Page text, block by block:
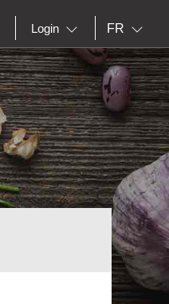
Login FR